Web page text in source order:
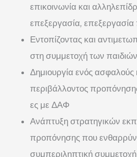
επικοινωνία και
επεξεργασία,
Εντοπίζοντας και
στη συμμετοχή των
Δημιουργία ενός ασφαλούς
περιβάλλοντος
ες με ΔΑΦ
Ανάπτυξη στρατηγικών
προπόνησης που
συμπεριληπτική